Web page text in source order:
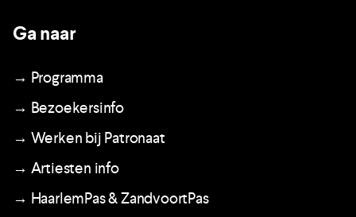
Ga naar
→ Programma
→ Bezoekersinfo
→ Werken bij Patronaat
→ Artiesten info
→ HaarlemPas & ZandvoortPas